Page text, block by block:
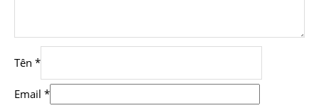
Tên *
Email *